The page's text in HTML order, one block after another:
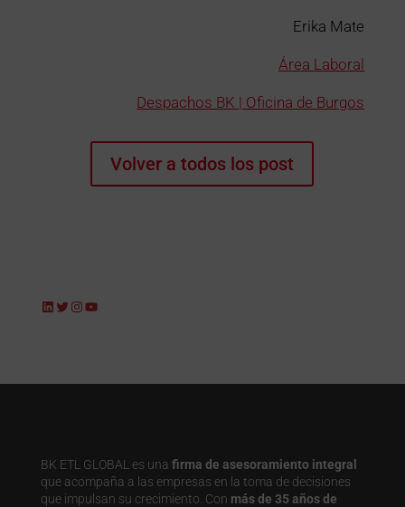
Erika Mate
Área Laboral
Despachos BK | Oficina de Burgos
Volver a todos los post
LinkedIn
Twitter
Instagram
YouTube
BK ETL GLOBAL es una firma de asesoramiento integral
que acompaña a las empresas en la toma de decisiones
que impulsan su crecimiento. Con más de 35 años de